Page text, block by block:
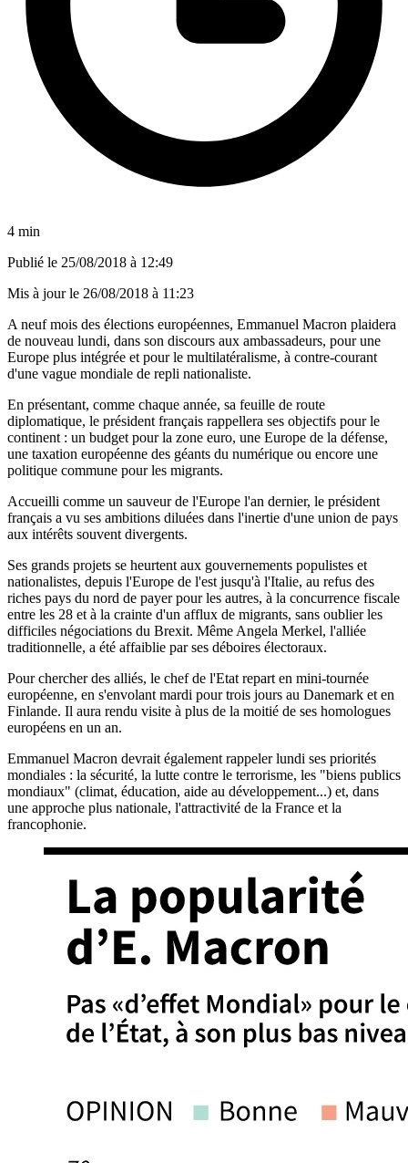
4 min
Publié le 25/08/2018 à 12:49
Mis à jour le 26/08/2018 à 11:23
A neuf mois des élections européennes, Emmanuel Macron plaidera
de nouveau lundi, dans son discours aux ambassadeurs, pour une
Europe plus intégrée et pour le multilatéralisme, à contre-courant
d'une vague mondiale de repli nationaliste.
En présentant, comme chaque année, sa feuille de route
diplomatique, le président français rappellera ses objectifs pour le
continent : un budget pour la zone euro, une Europe de la défense,
une taxation européenne des géants du numérique ou encore une
politique commune pour les migrants.
Accueilli comme un sauveur de l'Europe l'an dernier, le président
français a vu ses ambitions diluées dans l'inertie d'une union de pays
aux intérêts souvent divergents.
Ses grands projets se heurtent aux gouvernements populistes et
nationalistes, depuis l'Europe de l'est jusqu'à l'Italie, au refus des
riches pays du nord de payer pour les autres, à la concurrence fiscale
entre les 28 et à la crainte d'un afflux de migrants, sans oublier les
difficiles négociations du Brexit. Même Angela Merkel, l'alliée
traditionnelle, a été affaiblie par ses déboires électoraux.
Pour chercher des alliés, le chef de l'Etat repart en mini-tournée
européenne, en s'envolant mardi pour trois jours au Danemark et en
Finlande. Il aura rendu visite à plus de la moitié de ses homologues
européens en un an.
Emmanuel Macron devrait également rappeler lundi ses priorités
mondiales : la sécurité, la lutte contre le terrorisme, les "biens publics
mondiaux" (climat, éducation, aide au développement...) et, dans
une approche plus nationale, l'attractivité de la France et la
francophonie.